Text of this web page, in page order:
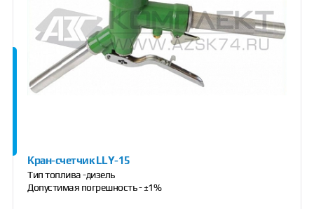
Кран-счетчик LLY-15
Тип топлива -дизель
Допустимая погрешность - ±1%